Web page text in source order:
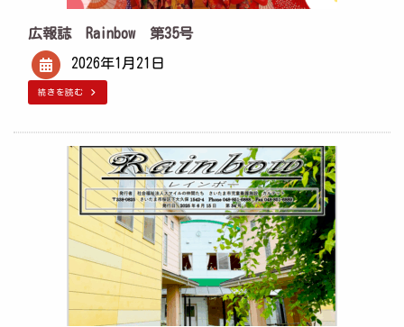
広報誌 Rainbow 第35号
2026年1月21日
続きを読む